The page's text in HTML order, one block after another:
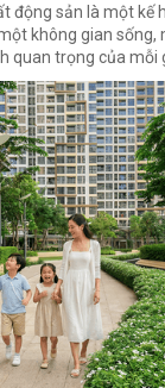
động sản là một kế
không gian sống,
quan trọng của mỗi